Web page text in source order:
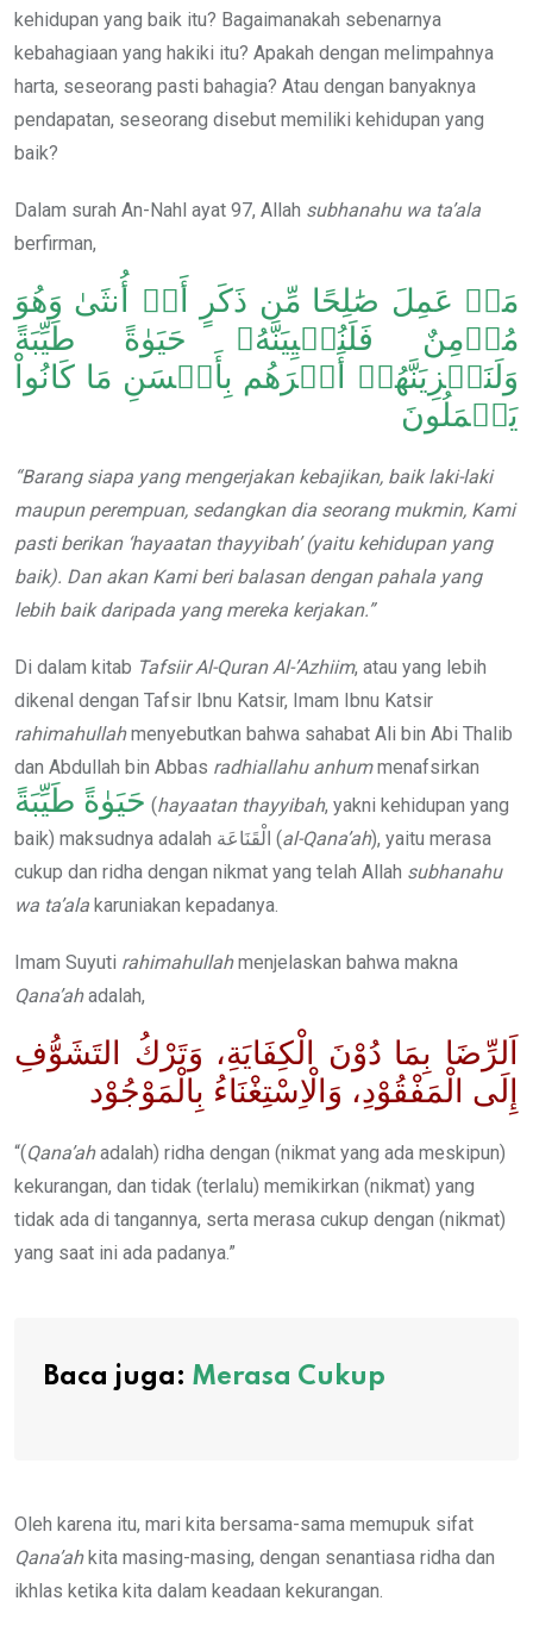
kehidupan yang baik itu? Bagaimanakah sebenarnya
kebahagiaan yang hakiki itu? Apakah dengan melimpahnya
harta, seseorang pasti bahagia? Atau dengan banyaknya
pendapatan, seseorang disebut memiliki kehidupan yang
baik?
Dalam surah An-Nahl ayat 97, Allah subhanahu wa ta’ala
berfirman,
مَنۡ عَمِلَ صَٰلِحًا مِّن ذَكَرٍ أَوۡ أُنثَىٰ وَهُوَ
مُؤۡمِنٌ فَلَنُحۡيِيَنَّهُۥ حَيَوٰةً طَيِّبَةً
وَلَنَجۡزِيَنَّهُمۡ أَجۡرَهُم بِأَحۡسَنِ مَا كَانُواْ
يَعۡمَلُونَ
“Barang siapa yang mengerjakan kebajikan, baik laki-laki
maupun perempuan, sedangkan dia seorang mukmin, Kami
pasti berikan ‘hayaatan thayyibah’ (yaitu kehidupan yang
baik). Dan akan Kami beri balasan dengan pahala yang
lebih baik daripada yang mereka kerjakan.”
Di dalam kitab Tafsiir Al-Quran Al-’Azhiim, atau yang lebih
dikenal dengan Tafsir Ibnu Katsir, Imam Ibnu Katsir
rahimahullahmenyebutkan bahwa sahabat Ali bin Abi Thalib
dan Abdullah bin Abbas radhiallahu anhummenafsirkan
حَيَوٰةً طَيِّبَةً (hayaatan thayyibah, yakni kehidupan yang
baik) maksudnya adalah الْقَنَاعَة (al-Qana’ah), yaitu merasa
cukup dan ridha dengan nikmat yang telah Allah subhanahu
wa ta’ala karuniakan kepadanya.
Imam Suyuti rahimahullahmenjelaskan bahwa makna
Qana’ahadalah,
اَلرِّضَا بِمَا دُوْنَ الْكِفَايَةِ، وَتَرْكُ التَشَوُّفِ
إِلَى الْمَفْقُوْدِ، وَالْاِسْتِغْنَاءُ بِالْمَوْجُوْد
“(Qana’ahadalah) ridha dengan (nikmat yang ada meskipun)
kekurangan, dan tidak (terlalu) memikirkan (nikmat) yang
tidak ada di tangannya, serta merasa cukup dengan (nikmat)
yang saat ini ada padanya.”
Baca juga: Merasa Cukup
Oleh karena itu, mari kita bersama-sama memupuk sifat
Qana’ahkita masing-masing, dengan senantiasa ridha dan
ikhlas ketika kita dalam keadaan kekurangan.